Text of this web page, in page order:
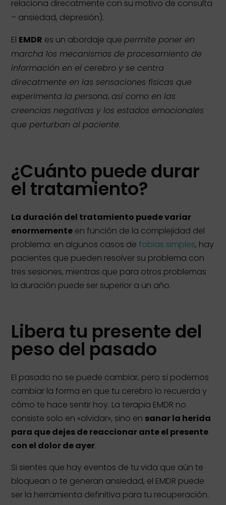
relaciona direcatmente con su motivo de consulta
– ansiedad, depresión).
El EMDR es un abordaje que permite poner en
marcha los mecanismos de procesamiento de
información en el cerebro y se centra
direcatmente en las sensaciones físicas que
experimenta la persona, así como en las
creencias negativas y los estados emocionales
que perturban al paciente.
¿Cuánto puede durar
el tratamiento?
La duración del tratamiento puede variar
enormemente en función de la complejidad del
problema: en algunos casos defobias simples, hay
pacientes que pueden resolver su problema con
tres sesiones, mientras que para otros problemas
la duración puede ser superior a un año.
Libera tu presente del
peso del pasado
El pasado no se puede cambiar, pero sí podemos
cambiar la forma en que tu cerebro lo recuerda y
cómo te hace sentir hoy. La terapia EMDR no
consiste solo en «olvidar», sino en sanar la herida
para que dejes de reaccionar ante el presente
con el dolor de ayer.
Si sientes que hay eventos de tu vida que aún te
bloquean o te generan ansiedad, el EMDR puede
ser la herramienta definitiva para tu recuperación.